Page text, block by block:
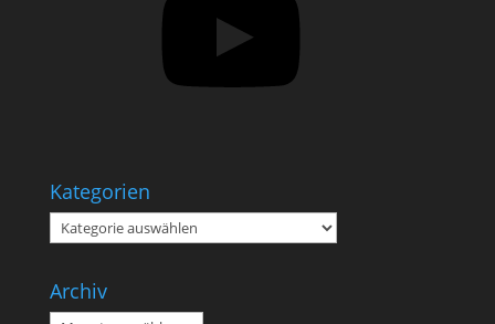
Kategorien
Kategorien
Archiv